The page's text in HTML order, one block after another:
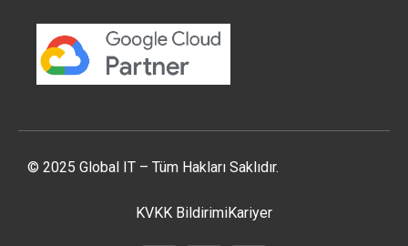
© 2025 Global IT – Tüm Hakları Saklıdır.
KVKK BildirimiKariyer